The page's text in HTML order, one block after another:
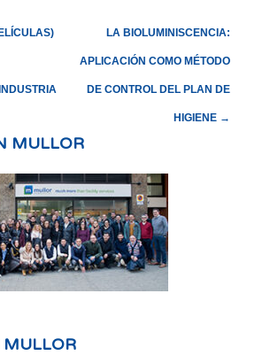
LA BIOLUMINISCENCIA:
APLICACIÓN COMO MÉTODO
DE CONTROL DEL PLAN DE
HIGIENE →
MULLOR
MULLOR